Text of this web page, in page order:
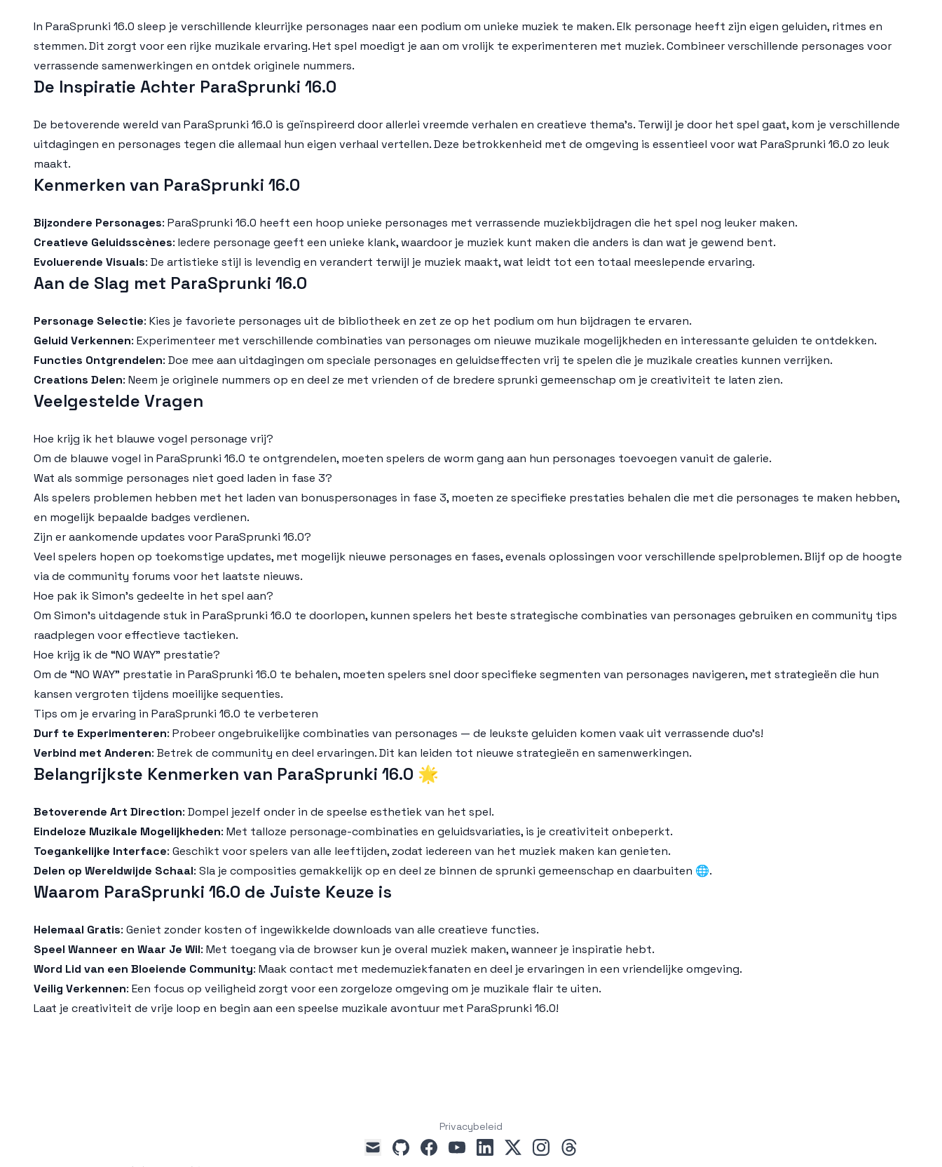
In ParaSprunki 16.0 sleep je verschillende kleurrijke personages naar een podium om unieke muziek te maken. Elk personage heeft zijn eigen geluiden, ritmes en
stemmen. Dit zorgt voor een rijke muzikale ervaring. Het spel moedigt je aan om vrolijk te experimenteren met muziek. Combineer verschillende personages voor
verrassende samenwerkingen en ontdek originele nummers.
De Inspiratie Achter ParaSprunki 16.0
De betoverende wereld van ParaSprunki 16.0 is geïnspireerd door allerlei vreemde verhalen en creatieve thema's. Terwijl je door het spel gaat, kom je verschillende
uitdagingen en personages tegen die allemaal hun eigen verhaal vertellen. Deze betrokkenheid met de omgeving is essentieel voor wat ParaSprunki 16.0 zo leuk
maakt.
Kenmerken van ParaSprunki 16.0
Bijzondere Personages: ParaSprunki 16.0 heeft een hoop unieke personages met verrassende muziekbijdragen die het spel nog leuker maken.
Creatieve Geluidsscènes: Iedere personage geeft een unieke klank, waardoor je muziek kunt maken die anders is dan wat je gewend bent.
Evoluerende Visuals: De artistieke stijl is levendig en verandert terwijl je muziek maakt, wat leidt tot een totaal meeslepende ervaring.
Aan de Slag met ParaSprunki 16.0
Personage Selectie: Kies je favoriete personages uit de bibliotheek en zet ze op het podium om hun bijdragen te ervaren.
Geluid Verkennen: Experimenteer met verschillende combinaties van personages om nieuwe muzikale mogelijkheden en interessante geluiden te ontdekken.
Functies Ontgrendelen: Doe mee aan uitdagingen om speciale personages en geluidseffecten vrij te spelen die je muzikale creaties kunnen verrijken.
Creations Delen: Neem je originele nummers op en deel ze met vrienden of de bredere sprunki gemeenschap om je creativiteit te laten zien.
Veelgestelde Vragen
Hoe krijg ik het blauwe vogel personage vrij?
Om de blauwe vogel in ParaSprunki 16.0 te ontgrendelen, moeten spelers de worm gang aan hun personages toevoegen vanuit de galerie.
Wat als sommige personages niet goed laden in fase 3?
Als spelers problemen hebben met het laden van bonuspersonages in fase 3, moeten ze specifieke prestaties behalen die met die personages te maken hebben,
en mogelijk bepaalde badges verdienen.
Zijn er aankomende updates voor ParaSprunki 16.0?
Veel spelers hopen op toekomstige updates, met mogelijk nieuwe personages en fases, evenals oplossingen voor verschillende spelproblemen. Blijf op de hoogte
via de community forums voor het laatste nieuws.
Hoe pak ik Simon's gedeelte in het spel aan?
Om Simon's uitdagende stuk in ParaSprunki 16.0 te doorlopen, kunnen spelers het beste strategische combinaties van personages gebruiken en community tips
raadplegen voor effectieve tactieken.
Hoe krijg ik de “NO WAY” prestatie?
Om de “NO WAY” prestatie in ParaSprunki 16.0 te behalen, moeten spelers snel door specifieke segmenten van personages navigeren, met strategieën die hun
kansen vergroten tijdens moeilijke sequenties.
Tips om je ervaring in ParaSprunki 16.0 te verbeteren
Durf te Experimenteren: Probeer ongebruikelijke combinaties van personages — de leukste geluiden komen vaak uit verrassende duo's!
Verbind met Anderen: Betrek de community en deel ervaringen. Dit kan leiden tot nieuwe strategieën en samenwerkingen.
Belangrijkste Kenmerken van ParaSprunki 16.0 🌟
Betoverende Art Direction: Dompel jezelf onder in de speelse esthetiek van het spel.
Eindeloze Muzikale Mogelijkheden: Met talloze personage-combinaties en geluidsvariaties, is je creativiteit onbeperkt.
Toegankelijke Interface: Geschikt voor spelers van alle leeftijden, zodat iedereen van het muziek maken kan genieten.
Delen op Wereldwijde Schaal: Sla je composities gemakkelijk op en deel ze binnen de sprunki gemeenschap en daarbuiten 🌐.
Waarom ParaSprunki 16.0 de Juiste Keuze is
Helemaal Gratis: Geniet zonder kosten of ingewikkelde downloads van alle creatieve functies.
Speel Wanneer en Waar Je Wil: Met toegang via de browser kun je overal muziek maken, wanneer je inspiratie hebt.
Word Lid van een Bloeiende Community: Maak contact met medemuziekfanaten en deel je ervaringen in een vriendelijke omgeving.
Veilig Verkennen: Een focus op veiligheid zorgt voor een zorgeloze omgeving om je muzikale flair te uiten.
Laat je creativiteit de vrije loop en begin aan een speelse muzikale avontuur met ParaSprunki 16.0!
Privacybeleid
mail
githubfacebookyoutubelinkedin
x instagramthreads